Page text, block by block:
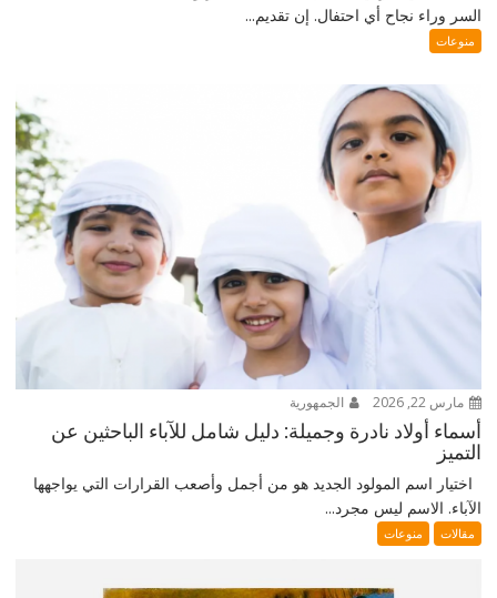
السر وراء نجاح أي احتفال. إن تقديم...
منوعات
مارس 22, 2026 الجمهورية
أسماء أولاد نادرة وجميلة: دليل شامل للآباء الباحثين عن
التميز
اختيار اسم المولود الجديد هو من أجمل وأصعب القرارات التي يواجهها
الآباء. الاسم ليس مجرد...
مقالات منوعات